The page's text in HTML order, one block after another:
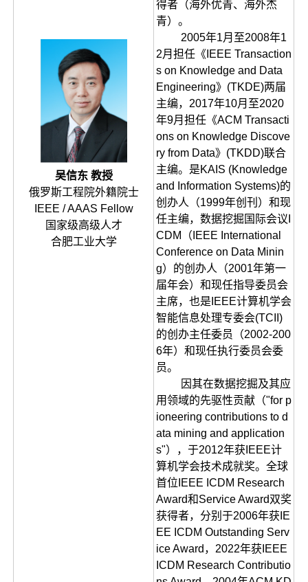
吴信东 教授
俄罗斯工程院外籍院士
IEEE / AAAS Fellow
国家级高级人才
合肥工业大学
得者（海外优青、海外杰
青）。
2005年1月至2008年1
2月担任《IEEE Transaction
s on Knowledge and Data
Engineering》(TKDE)两届
主编，2017年10月至2020
年9月担任《ACM Transacti
ons on Knowledge Discove
ry from Data》(TKDD)联合
主编。是KAIS (Knowledge
and Information Systems)的
创办人（1999年创刊）和现
任主编，数据挖掘国际会议I
CDM（IEEE International
Conference on Data Minin
g）的创办人（2001年第一
届年会）和现任指导委员会
主席，也是IEEE计算机学会
智能信息处理专委会(TCII)
的创办主任委员（2002-200
6年）和现任执行委员会委
员。
因其在数据挖掘及其应
用领域的先驱性贡献（"for p
ioneering contributions to d
ata mining and application
s"），于2012年获IEEE计
算机学会技术成就奖。全球
首位IEEE ICDM Research
Award和Service Award双奖
获得者，分别于2006年获IE
EE ICDM Outstanding Serv
ice Award，2022年获IEEE
ICDM Research Contributio